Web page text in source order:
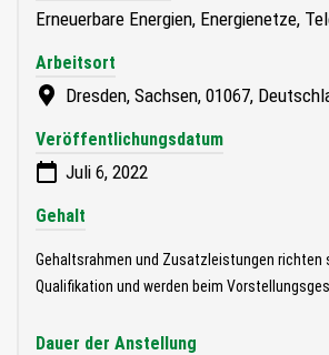
Erneuerbare Energien, Energienetze,
Arbeitsort
Dresden, Sachsen, 01067,
Veröffentlichungsdatum
Juli 6, 2022
Gehalt
Gehaltsrahmen und Zusatzleistungen richten
Qualifikation und werden beim
Dauer der Anstellung